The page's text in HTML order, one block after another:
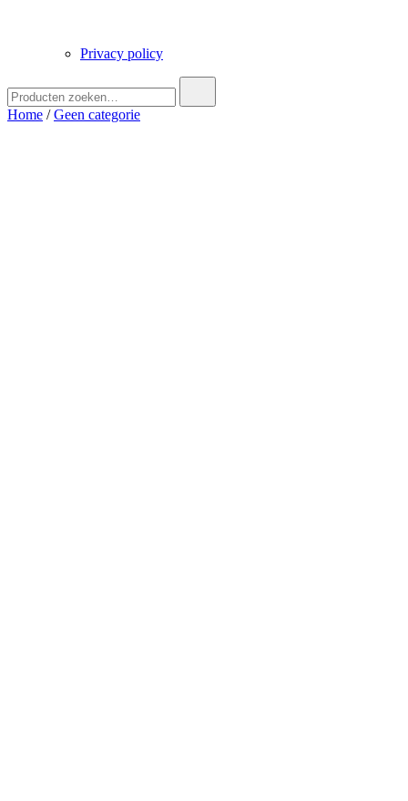
Privacy policy
naar:
Home /Geen categorie